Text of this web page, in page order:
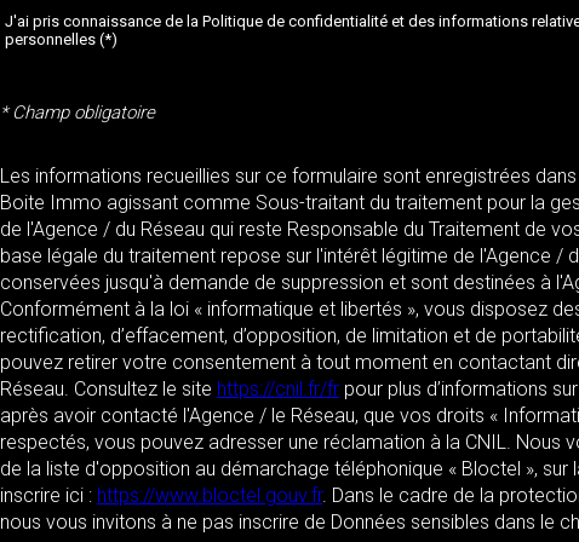
RÈGLEMENTATION
J'ai pris connaissance de la Politique de confidentialité et des informations
personnelles (*)
* Champ obligatoire
Les informations recueillies sur ce formulaire sont enregistrées
Boite Immo agissant comme Sous-traitant du traitement pour la
de l'Agence / du Réseau qui reste Responsable du Traitement de
base légale du traitement repose sur l'intérêt légitime de l'Agence /
conservées jusqu'à demande de suppression et sont destinées à
Conformément à la loi « informatique et libertés », vous disposez
rectification, d’effacement, d’opposition, de limitation et de
pouvez retirer votre consentement à tout moment en contactant
Réseau. Consultez le site https://cnil.fr/fr pour plus d’informations
après avoir contacté l'Agence / le Réseau, que vos droits «
respectés, vous pouvez adresser une réclamation à la CNIL. Nous
de la liste d'opposition au démarchage téléphonique « Bloctel », sur
inscrire ici : https://www.bloctel.gouv.fr. Dans le cadre de la
nous vous invitons à ne pas inscrire de Données sensibles dans le